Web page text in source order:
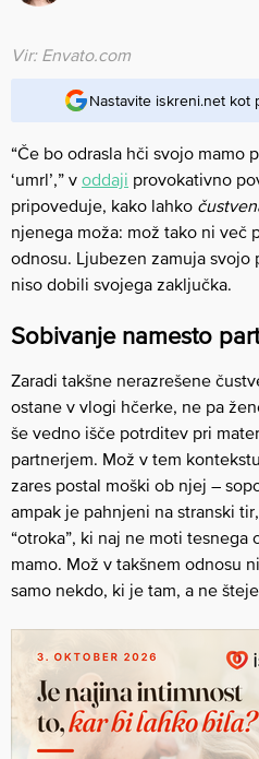
Vir: Envato.com
Nastavite iskreni.net kot
“Če bo odrasla hči svojo mamo
‘umrl’,” v oddaji provokativno
pripoveduje, kako lahko
njenega moža: mož tako ni več
odnosu. Ljubezen zamuja svojo
niso dobili svojega zaključka.
Sobivanje namesto
Zaradi takšne nerazrešene
ostane v vlogi hčerke, ne pa
še vedno išče potrditev pri
partnerjem. Mož v tem
zares postal moški ob njej –
ampak je pahnjeni na stranski
“otroka”, ki naj ne moti
mamo. Mož v takšnem odnosu
samo nekdo, ki je tam, a ne